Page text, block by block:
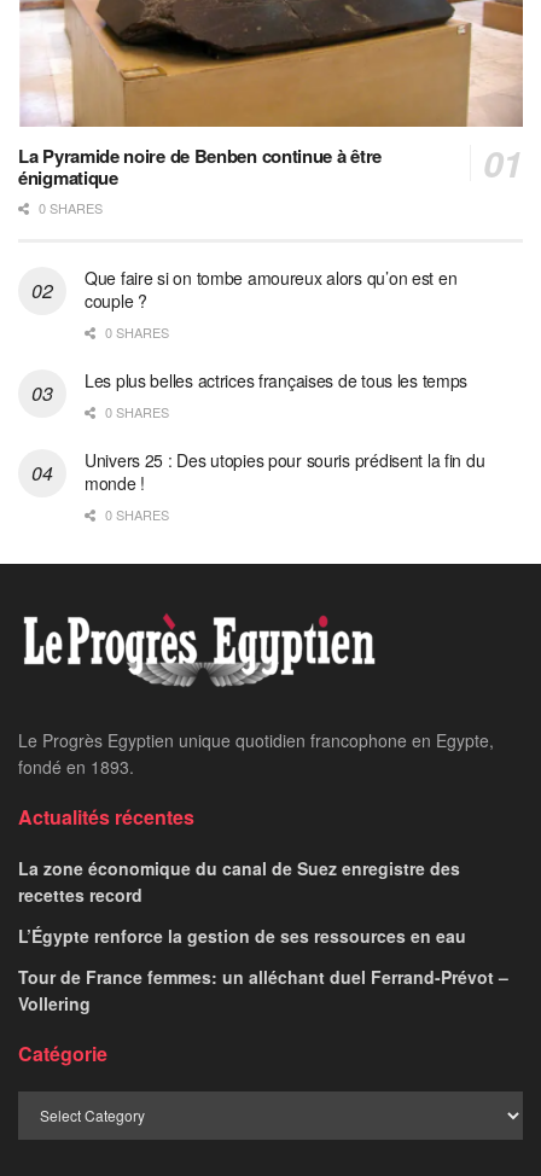
La Pyramide noire de Benben continue à être
énigmatique
0 SHARES
Que faire si on tombe amoureux alors qu’on est en
couple ?
0 SHARES
Les plus belles actrices françaises de tous les temps
0 SHARES
Univers 25 : Des utopies pour souris prédisent la fin du
monde !
0 SHARES
Le Progrès Egyptien unique quotidien francophone en Egypte,
fondé en 1893.
Actualités récentes
La zone économique du canal de Suez enregistre des
recettes record
L’Égypte renforce la gestion de ses ressources en eau
Tour de France femmes: un alléchant duel Ferrand-Prévot –
Vollering
Catégorie